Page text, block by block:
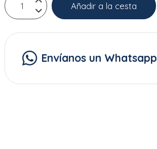
Añadir a la cesta
Envíanos un Whatsapp